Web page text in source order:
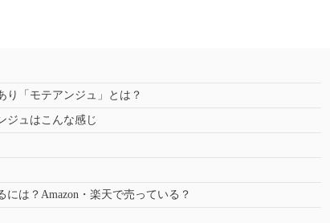
り「モテアンジュ」とは？
ジュはこんな感じ
は？Amazon・楽天で売っている？